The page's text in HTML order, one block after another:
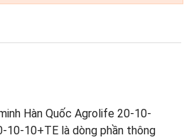
Hàn Quốc Agrolife 20-10-
10-10+TE là dòng phần thông